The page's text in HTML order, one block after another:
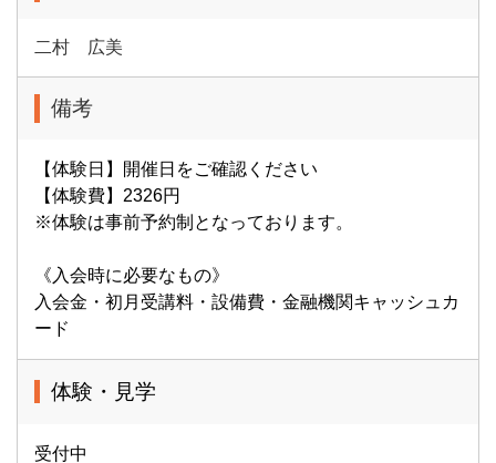
二村 広美
備考
【体験日】開催日をご確認ください
【体験費】2326円
※体験は事前予約制となっております。
《入会時に必要なもの》
入会金・初月受講料・設備費・金融機関キャッシュカ
ード
体験・見学
受付中